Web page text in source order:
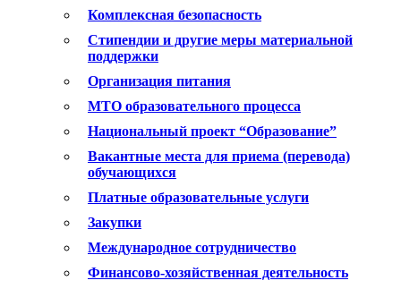
Комплексная безопасность
Стипендии и другие меры материальной
поддержки
Организация питания
МТО образовательного процесса
Национальный проект “Образование”
Вакантные места для приема (перевода)
обучающихся
Платные образовательные услуги
Закупки
Международное сотрудничество
Финансово-хозяйственная деятельность